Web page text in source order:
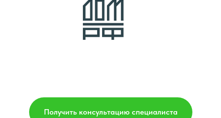
Получить консультацию специалиста